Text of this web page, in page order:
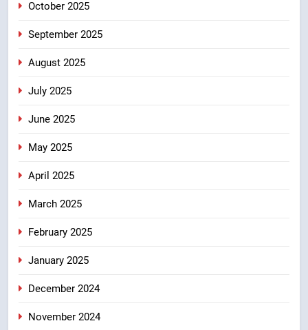
October 2025
September 2025
August 2025
July 2025
June 2025
May 2025
April 2025
March 2025
February 2025
January 2025
December 2024
November 2024